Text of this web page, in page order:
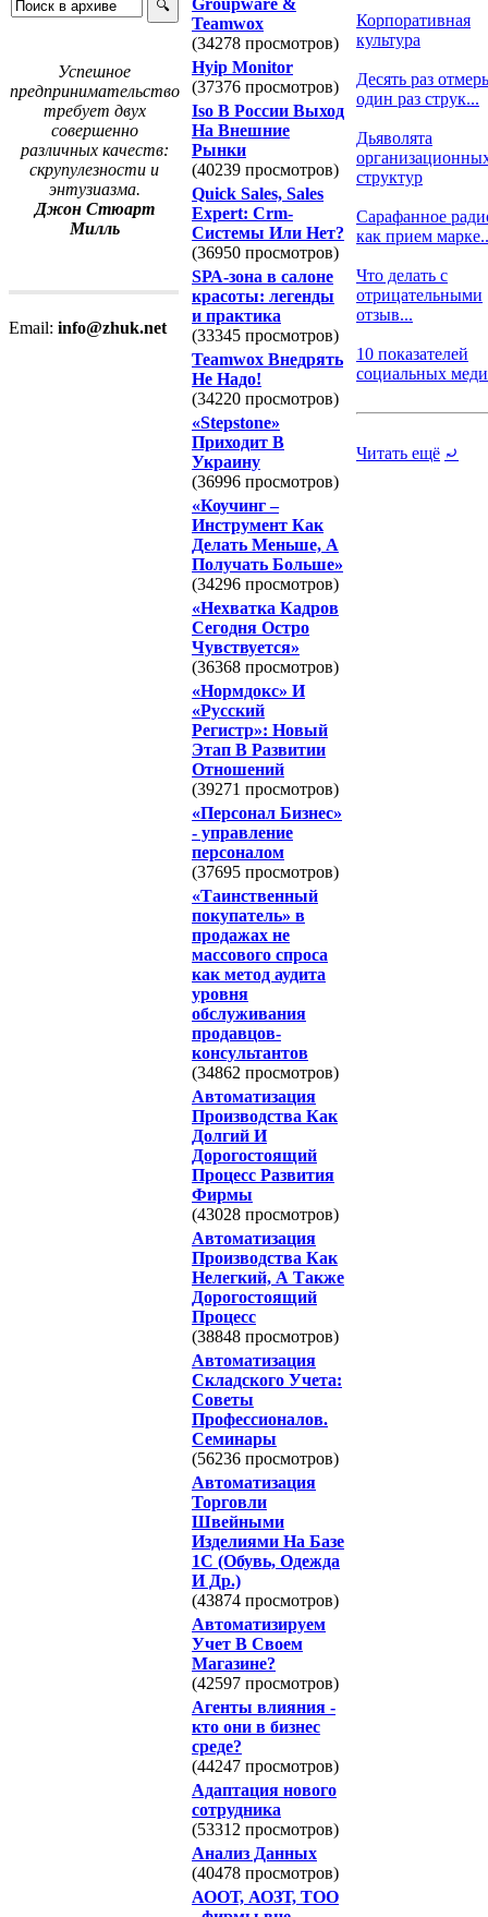
Успешное
предпринимательство
требует двух
совершенно
различных качеств:
скрупулезности и
энтузиазма.
Джон Стюарт
Милль
Email: info@zhuk.net
Teamwox
(34278 просмотров)
Hyip Monitor
(37376 просмотров)
Iso В России Выход
На Внешние
Рынки
(40239 просмотров)
Quick Sales, Sales
Expert: Crm-
Системы Или Нет?
(36950 просмотров)
SРА-зона в салоне
красоты: легенды
и практика
(33345 просмотров)
Teamwox Внедрять
Не Надо!
(34220 просмотров)
«Stepstone»
Приходит В
Украину
(36996 просмотров)
«Коучинг –
Инструмент Как
Делать Меньше, А
Получать Больше»
(34296 просмотров)
«Нехватка Кадров
Сегодня Остро
Чувствуется»
(36368 просмотров)
«Нормдокс» И
«Русский
Регистр»: Новый
Этап В Развитии
Отношений
(39271 просмотров)
«Персонал Бизнес»
- управление
персоналом
(37695 просмотров)
«Таинственный
покупатель» в
продажах не
массового спроса
как метод аудита
уровня
обслуживания
продавцов-
консультантов
(34862 просмотров)
Автоматизация
Производства Как
Долгий И
Дорогостоящий
Процесс Развития
Фирмы
(43028 просмотров)
Автоматизация
Производства Как
Нелегкий, А Также
Дорогостоящий
Процесс
(38848 просмотров)
Автоматизация
Складского Учета:
Советы
Профессионалов.
Семинары
(56236 просмотров)
Автоматизация
Торговли
Швейными
Изделиями На Базе
1С (Обувь, Одежда
И Др.)
(43874 просмотров)
Автоматизируем
Учет В Своем
Магазине?
(42597 просмотров)
Агенты влияния -
кто они в бизнес
среде?
(44247 просмотров)
Адаптация нового
сотрудника
(53312 просмотров)
Анализ Данных
(40478 просмотров)
АООТ, АОЗТ, ТОО
Корпоративная
культура
Десять раз
один раз струк...
Дьяволята
структур
Сарафанное
как прием
Что делать с
отрицательными
отзыв...
10 показателей
социальных
Читать ещё ⤾